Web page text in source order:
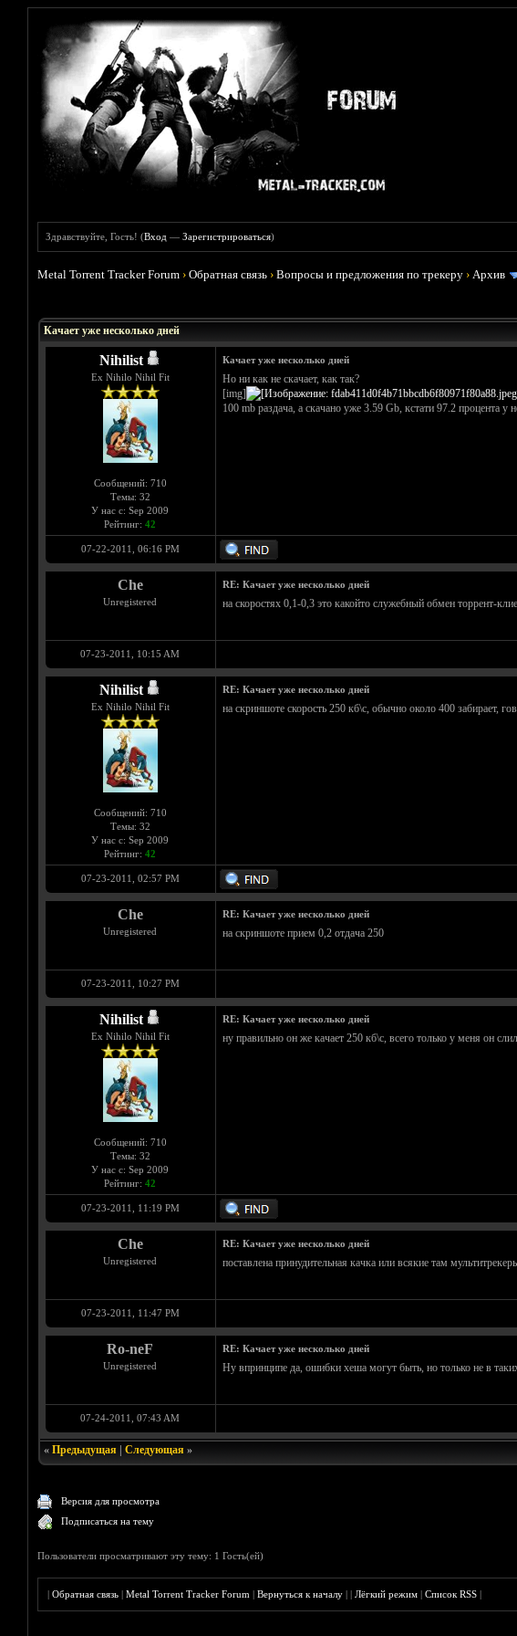
Здравствуйте, Гость! (Вход —Зарегистрироваться)
Metal Torrent Tracker Forum ›Обратная связь ›Вопросы и предложения по трекеру ›Архив
Качает уже несколько дней
Nihilist
Ex Nihilo Nihil Fit
Сообщений: 710
Темы: 32
У нас с: Sep 2009
Рейтинг: 42
Качает уже несколько дней
Но ни как не скачает, как так?
[img]
100 mb раздача, а скачано уже 3.59 Gb, кстати 97.2 процента у
07-22-2011, 06:16 PM
Che
Unregistered
RE: Качает уже несколько дней
на скоростях 0,1-0,3 это какойто служебный обмен торрент-
07-23-2011, 10:15 AM
Nihilist
Ex Nihilo Nihil Fit
Сообщений: 710
Темы: 32
У нас с: Sep 2009
Рейтинг: 42
RE: Качает уже несколько дней
на скриншоте скорость 250 кб\с, обычно около 400 забирает,
07-23-2011, 02:57 PM
Che
Unregistered
RE: Качает уже несколько дней
на скриншоте прием 0,2 отдача 250
07-23-2011, 10:27 PM
Nihilist
Ex Nihilo Nihil Fit
Сообщений: 710
Темы: 32
У нас с: Sep 2009
Рейтинг: 42
RE: Качает уже несколько дней
ну правильно он же качает 250 кб\с, всего только у меня он
07-23-2011, 11:19 PM
Che
Unregistered
RE: Качает уже несколько дней
поставлена принудительная качка или всякие там
07-23-2011, 11:47 PM
Ro-neF
Unregistered
RE: Качает уже несколько дней
Ну впринципе да, ошибки хеша могут быть, но только не в
07-24-2011, 07:43 AM
« Предыдущая| Следующая»
Версия для просмотра
Подписаться на тему
Пользователи просматривают эту тему: 1 Гость(ей)
|Обратная связь |Metal Torrent Tracker Forum |Вернуться к началу ||Лёгкий режим |Список RSS |